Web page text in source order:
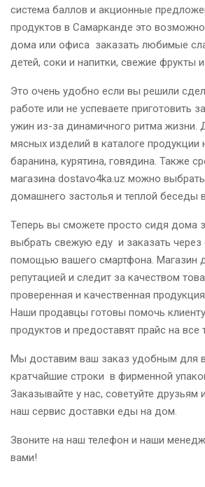
система баллов и акционные
продуктов в Самарканде это
дома или офиса заказать любимые
детей, соки и напитки, свежие фрукты
Это очень удобно если вы решили
работе или не успеваете приготовить
ужин из-за динамичного ритма жизни.
мясных изделий в каталоге продукции
баранина, курятина, говядина. Также
магазина dostavo4ka.uz можно
домашнего застолья и теплой беседы
Теперь вы сможете просто сидя дома
выбрать свежую еду и заказать
помощью вашего смартфона. Магазин
репутацией и следит за качеством
проверенная и качественная
Наши продавцы готовы помочь
продуктов и предоставят прайс на все
Мы доставим ваш заказ удобным для
кратчайшие строки в фирменной
Заказывайте у нас, советуйте друзьям
наш сервис доставки еды на дом.
Звоните на наш телефон и наши
вами!